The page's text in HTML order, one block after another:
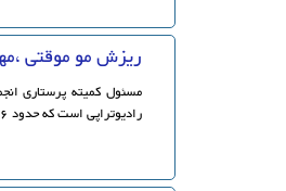
ریزش مو موقتی
مسئول کمیته پرستاری
رادیوتراپی است که حدود ۶ هفته پس از اتمام دوره درمان مو مجددا رویش پیدا می کند.